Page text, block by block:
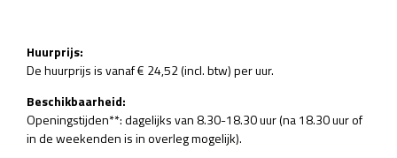
Huurprijs:
De huurprijs is vanaf € 24,52 (incl. btw) per uur.
Beschikbaarheid:
Openingstijden**: dagelijks van 8.30-18.30 uur (na 18.30 uur of
in de weekenden is in overleg mogelijk).